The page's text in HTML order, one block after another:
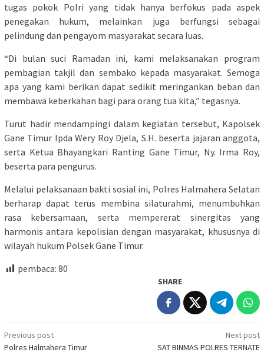
tugas pokok Polri yang tidak hanya berfokus pada aspek
penegakan hukum, melainkan juga berfungsi sebagai
pelindung dan pengayom masyarakat secara luas.
​“Di bulan suci Ramadan ini, kami melaksanakan program
pembagian takjil dan sembako kepada masyarakat. Semoga
apa yang kami berikan dapat sedikit meringankan beban dan
membawa keberkahan bagi para orang tua kita,” tegasnya.
​Turut hadir mendampingi dalam kegiatan tersebut, Kapolsek
Gane Timur Ipda Wery Roy Djela, S.H. beserta jajaran anggota,
serta Ketua Bhayangkari Ranting Gane Timur, Ny. Irma Roy,
beserta para pengurus.
​Melalui pelaksanaan bakti sosial ini, Polres Halmahera Selatan
berharap dapat terus membina silaturahmi, menumbuhkan
rasa kebersamaan, serta mempererat sinergitas yang
harmonis antara kepolisian dengan masyarakat, khususnya di
wilayah hukum Polsek Gane Timur.
pembaca: 80
SHARE
Post
Previous post
Polres Halmahera Timur
Next post
SAT BINMAS POLRES TERNATE